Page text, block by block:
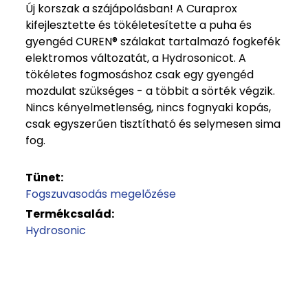
Új korszak a szájápolásban! A Curaprox
kifejlesztette és tökéletesítette a puha és
gyengéd CUREN® szálakat tartalmazó fogkefék
elektromos változatát, a Hydrosonicot. A
tökéletes fogmosáshoz csak egy gyengéd
mozdulat szükséges - a többit a sörték végzik.
Nincs kényelmetlenség, nincs fognyaki kopás,
csak egyszerűen tisztítható és selymesen sima
fog.
Tünet:
Fogszuvasodás megelőzése
Termékcsalád:
Hydrosonic